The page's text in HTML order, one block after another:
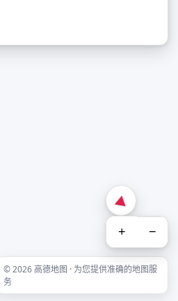
+ −
© 2026 高德地图 · 为您提供准确的地图服
务